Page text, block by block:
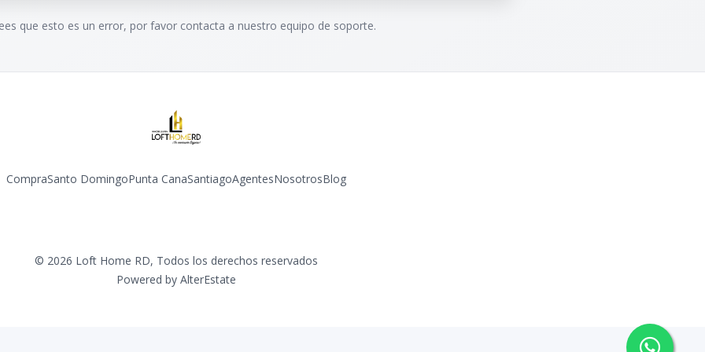
que esto es un error, por favor contacta a nuestro equipo de soporte.
CompraSanto DomingoPunta CanaSantiagoAgentesNosotrosBlog
© 2026 Loft Home RD, Todos los derechos reservados
Powered by AlterEstate